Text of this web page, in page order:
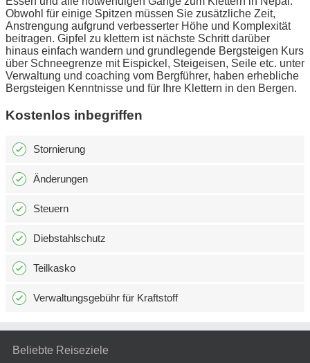
Obwohl für einige Spitzen müssen Sie zusätzliche Zeit,
Anstrengung aufgrund verbesserter Höhe und Komplexität
beitragen. Gipfel zu klettern ist nächste Schritt darüber
hinaus einfach wandern und grundlegende Bergsteigen Kurs
über Schneegrenze mit Eispickel, Steigeisen, Seile etc. unter
Verwaltung und coaching vom Bergführer, haben erhebliche
Bergsteigen Kenntnisse und für Ihre Klettern in den Bergen.
Kostenlos inbegriffen
Stornierung
Änderungen
Steuern
Diebstahlschutz
Teilkasko
Verwaltungsgebühr für Kraftstoff
Beliebte Reiseziele